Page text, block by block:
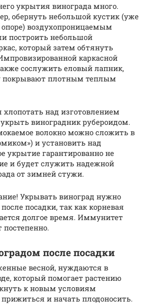
укрытия винограда много.
обернуть небольшой кустик (уже
воздухопроницаемым
построить небольшой
который затем обтянуть
каркасной
сослужить еловый лапник,
покрывают плотным теплым
хлопотать над изготовлением
виноградник рубероидом.
волокно можно сложить в
и установить над
укрытие гарантированно не
и будет служить надежной
от зимней стужи.
Укрывать виноград нужно
посадки, так как корневая
долгое время. Иммунитет
после посадки
весной, нуждаются в
который помогает растению
к новым условиям
и начать плодоносить.